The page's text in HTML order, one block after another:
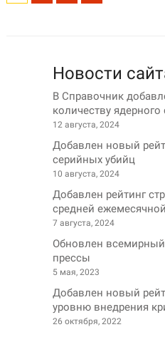
Новости
В Справочник
количеству ядерного
12 августа, 2024
Добавлен новый
серийных убийц
10 августа, 2024
Добавлен рейтинг
средней
7 августа, 2024
Обновлен
прессы
5 мая, 2023
Добавлен новый
уровню внедрения
26 октября, 2022